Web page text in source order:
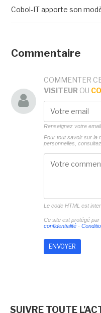
Cobol-IT apporte son
Commentaire
COMMENTER
VISITEUR OU
Renseignez votre
Pour tout savoir sur la
personnelles,
Le code HTML est
Ce site est protégé
confidentialité-
SUIVRE TOUTE